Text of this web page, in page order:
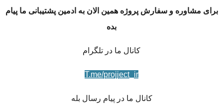
برای مشاوره و سفارش پروژه همین الان به ادمین پشتیبانی ما پیام
بده
کانال ما در تلگرام
T.me/projject_ir
کانال ما در پیام رسال بله